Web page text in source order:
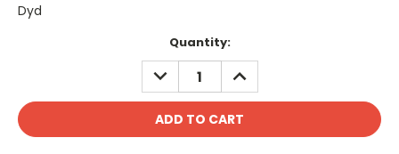
Dyd
Quantity:
DECREASE
QUANTITY:
INCREASE
QUANTITY: